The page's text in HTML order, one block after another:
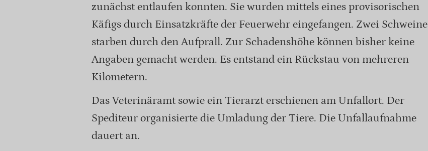
zunächst entlaufen konnten. Sie wurden mittels eines provisorischen
Käfigs durch Einsatzkräfte der Feuerwehr eingefangen. Zwei Schweine
starben durch den Aufprall. Zur Schadenshöhe können bisher keine
Angaben gemacht werden. Es entstand ein Rückstau von mehreren
Kilometern.
Das Veterinäramt sowie ein Tierarzt erschienen am Unfallort. Der
Spediteur organisierte die Umladung der Tiere. Die Unfallaufnahme
dauert an.